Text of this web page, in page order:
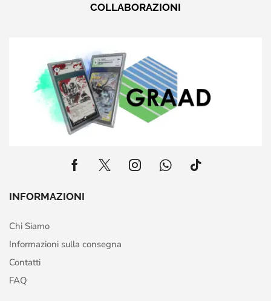
COLLABORAZIONI
INFORMAZIONI
Chi Siamo
Informazioni sulla consegna
Contatti
FAQ